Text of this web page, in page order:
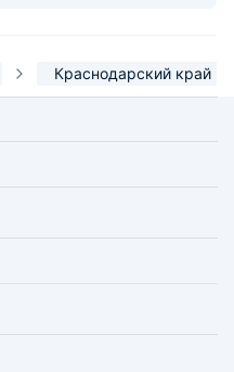
Краснодарский край